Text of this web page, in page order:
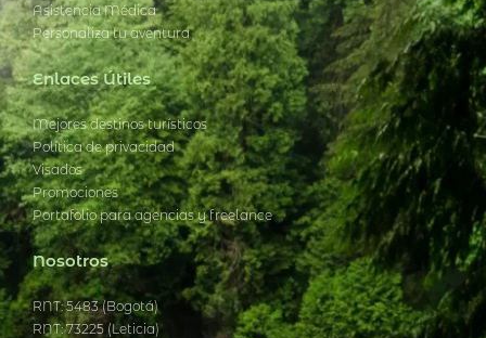
Asistencia Médica
Personaliza tu aventura
Enlaces Útiles
Mejores destinos turísticos
Política de privacidad
Visados
Promociones
Portafolio para agencias y freelance
Nosotros
RNT: 5483 (Bogotá)
RNT: 73225 (Leticia)